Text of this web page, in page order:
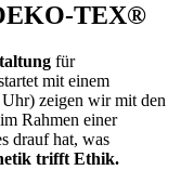
TEX®
für
mit einem
zeigen wir mit den
Rahmen einer
drauf hat, was
trifft Ethik.